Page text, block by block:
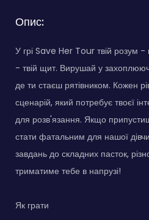
Опис:
У грі Save Her Tour твій розум -
- твій щит. Вирушай у
де ти стаєш рятівником. Кожен
сценарій, який потребує твоєї
для розв'язання. Якщо
стати фатальним для нашої
завдань до складних пасток,
триматиме тебе в напрузі!
Як грати